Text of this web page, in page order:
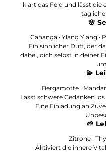
klärt das Feld und lässt die
🌸
Cananga · Ylang Ylang ·
Ein sinnlicher Duft, der
dabei, dich selbst in deiner
💫
Bergamotte ·
Lässt schwere Gedanken
Eine Einladung an
🌱
Zitrone ·
Aktiviert die innere